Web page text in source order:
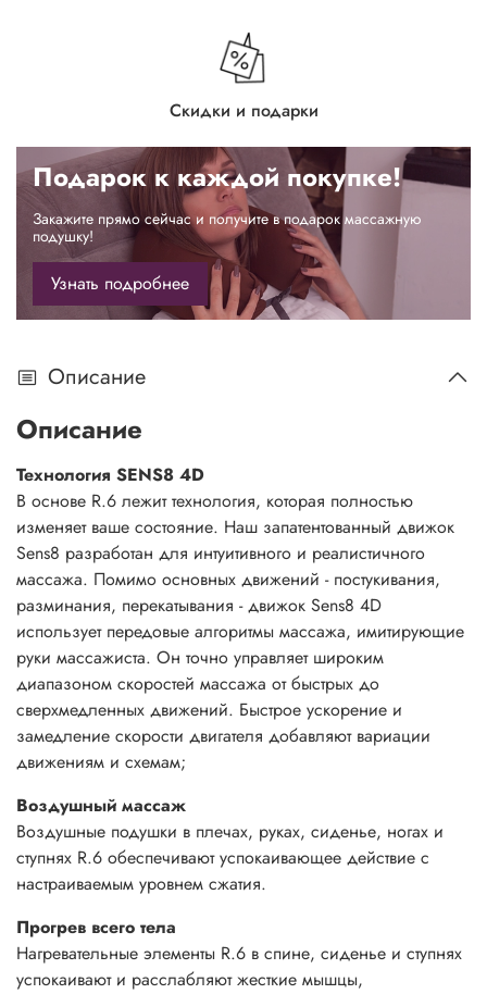
Скидки и подарки
Подарок к каждой покупке!
Закажите прямо сейчас и получите в подарок массажную
подушку!
Узнать подробнее
Описание
Описание
Технология SENS8 4D
В основе R.6 лежит технология, которая полностью
изменяет ваше состояние. Наш запатентованный движок
Sens8 разработан для интуитивного и реалистичного
массажа. Помимо основных движений - постукивания,
разминания, перекатывания - движок Sens8 4D
использует передовые алгоритмы массажа, имитирующие
руки массажиста. Он точно управляет широким
диапазоном скоростей массажа от быстрых до
сверхмедленных движений. Быстрое ускорение и
замедление скорости двигателя добавляют вариации
движениям и схемам;
Воздушный массаж
Воздушные подушки в плечах, руках, сиденье, ногах и
ступнях R.6 обеспечивают успокаивающее действие с
настраиваемым уровнем сжатия.
Прогрев всего тела
Нагревательные элементы R.6 в спине, сиденье и ступнях
успокаивают и расслабляют жесткие мышцы,